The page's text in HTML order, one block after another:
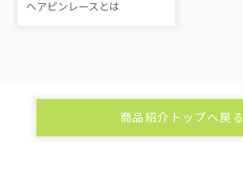
ヘアピンレースとは
商品紹介トップへ戻る